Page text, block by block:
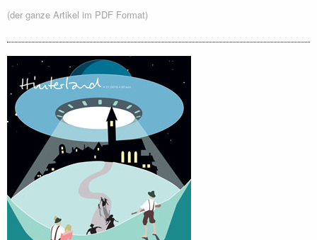
(der ganze Artikel im PDF Format)